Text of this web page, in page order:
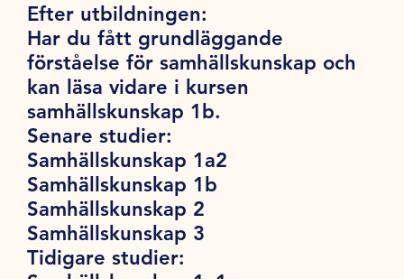
Efter utbildningen:
Har du fått grundläggande
förståelse för samhällskunskap och
kan läsa vidare i kursen
samhällskunskap 1b.
Senare studier:
Samhällskunskap 1a2
Samhällskunskap 1b
Samhällskunskap 2
Samhällskunskap 3
Tidigare studier: